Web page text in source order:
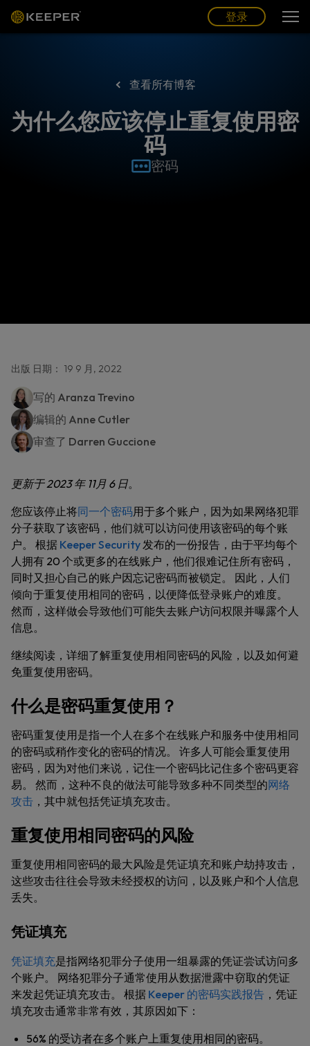
登录
查看所有博客
为什么您应该停止重复使用密
码
密码
出版 日期： 19 9 月, 2022
写的 Aranza Trevino
编辑的 Anne Cutler
审查了 Darren Guccione
更新于 2023 年 11月 6 日。
您应该停止将同一个密码用于多个账户，因为如果网络犯罪
分子获取了该密码，他们就可以访问使用该密码的每个账
户。 根据 Keeper Security发布的一份报告，由于平均每个
人拥有 20 个或更多的在线账户，他们很难记住所有密码，
同时又担心自己的账户因忘记密码而被锁定。 因此，人们
倾向于重复使用相同的密码，以便降低登录账户的难度。
然而，这样做会导致他们可能失去账户访问权限并曝露个人
信息。
继续阅读，详细了解重复使用相同密码的风险，以及如何避
免重复使用密码。
什么是密码重复使用？
密码重复使用是指一个人在多个在线账户和服务中使用相同
的密码或稍作变化的密码的情况。 许多人可能会重复使用
密码，因为对他们来说，记住一个密码比记住多个密码更容
易。 然而，这种不良的做法可能导致多种不同类型的网络
攻击 ，其中就包括凭证填充攻击。
重复使用相同密码的风险
重复使用相同密码的最大风险是凭证填充和账户劫持攻击，
这些攻击往往会导致未经授权的访问，以及账户和个人信息
丢失。
凭证填充
凭证填充是指网络犯罪分子使用一组暴露的凭证尝试访问多
个账户。 网络犯罪分子通常使用从数据泄露中窃取的凭证
来发起凭证填充攻击。 根据 Keeper 的密码实践报告 ，凭证
填充攻击通常非常有效，其原因如下：
56% 的受访者在多个账户上重复使用相同的密码。